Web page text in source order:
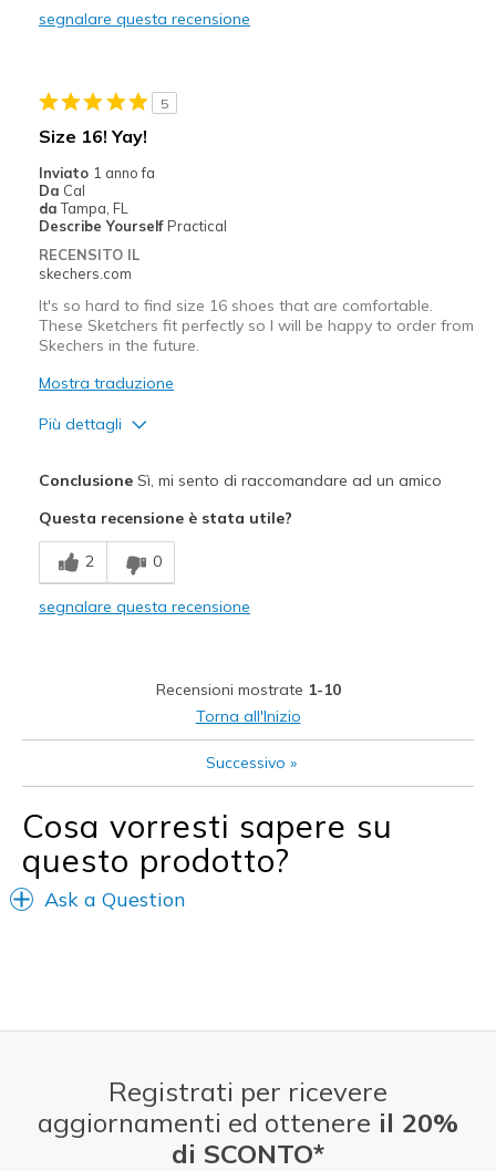
View On Shoes
Shoes are for Wearing
segnalare questa recensione
5
Size 16! Yay!
Inviato 1 anno fa
Da Cal
da Tampa, FL
Describe Yourself Practical
RECENSITO IL
skechers.com
It's so hard to find size 16 shoes that are comfortable.
These Sketchers fit perfectly so I will be happy to order from
Skechers in the future.
Mostra traduzione
Più dettagli
Breathe Well
Comfortable
Casual Wear
Going Out
Sizing
Feels true to size
View On Shoes
Shoes are for Wearing
ConclusioneSì, mi sento di raccomandare ad un amico
Questa recensione è stata utile?
2 0
segnalare questa recensione
Recensioni mostrate 1-10
Torna all'Inizio
Successivo »
Cosa vorresti sapere su
questo prodotto?
Ask a Question
Registrati per ricevere
aggiornamenti ed ottenere il 20%
di SCONTO*